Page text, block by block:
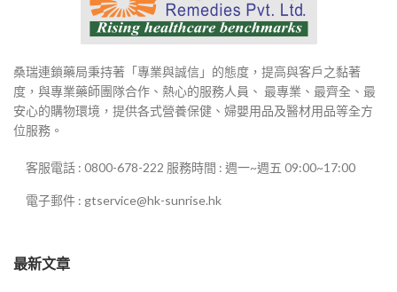
桑瑞連鎖藥局秉持著「專業與誠信」的態度，提高與客戶之黏著
度，與專業藥師團隊合作、熱心的服務人員、 最專業、最齊全、最
安心的購物環境，提供各式營養保健、婦嬰用品及醫材用品等全方
位服務。
客服電話 : 0800-678-222 服務時間 : 週一~週五 09:00~17:00
電子郵件 : gtservice@hk-sunrise.hk
最新文章